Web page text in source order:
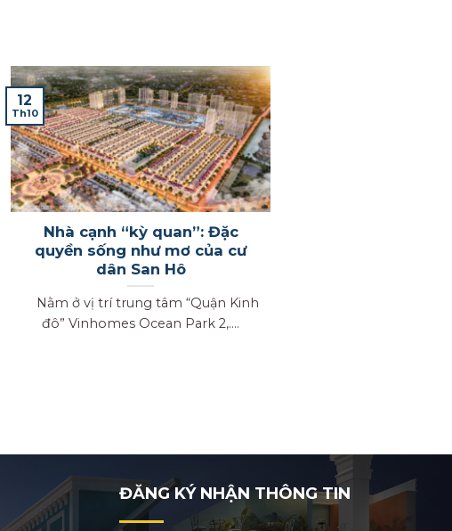
Nhà cạnh “kỳ quan”: Đặc
quyền sống như mơ của cư
dân San Hô
Nằm ở vị trí trung tâm “Quận Kinh
đô” Vinhomes Ocean Park 2,....
12
Th10
ĐĂNG KÝ NHẬN THÔNG TIN